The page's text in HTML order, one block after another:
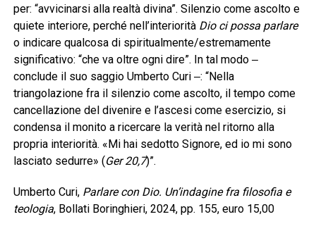
per: “avvicinarsi alla realtà divina”. Silenzio come ascolto e
quiete interiore, perché nell’interiorità Dio ci possa parlare
o indicare qualcosa di spiritualmente/estremamente
significativo: “che va oltre ogni dire”. In tal modo ‒
conclude il suo saggio Umberto Curi ‒: “Nella
triangolazione fra il silenzio come ascolto, il tempo come
cancellazione del divenire e l’ascesi come esercizio, si
condensa il monito a ricercare la verità nel ritorno alla
propria interiorità. «Mi hai sedotto Signore, ed io mi sono
lasciato sedurre» (Ger 20,7)”.
Umberto Curi,Parlare con Dio. Un’indagine fra filosofia e
teologia, Bollati Boringhieri, 2024, pp. 155, euro 15,00